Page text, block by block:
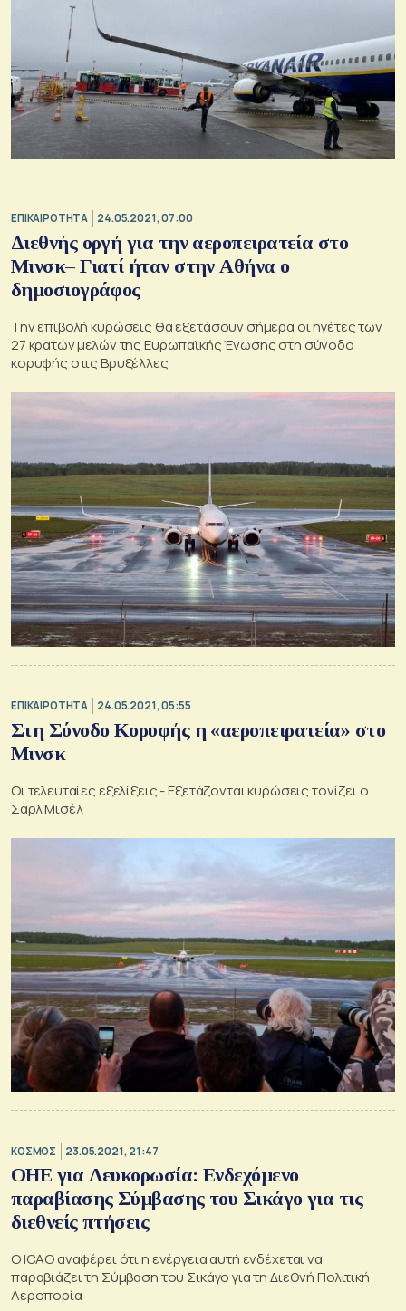
ΕΠΙΚΑΙΡΟΤΗΤΑ 24.05.2021, 07:00
Διεθνής οργή για την αεροπειρατεία στο
Μινσκ– Γιατί ήταν στην Αθήνα ο
δημοσιογράφος
Την επιβολή κυρώσεις θα εξετάσουν σήμερα οι ηγέτες των
27 κρατών μελών της Ευρωπαϊκής Ένωσης στη σύνοδο
κορυφής στις Βρυξέλλες
ΕΠΙΚΑΙΡΟΤΗΤΑ 24.05.2021, 05:55
Στη Σύνοδο Κορυφής η «αεροπειρατεία» στο
Μινσκ
Οι τελευταίες εξελίξεις - Εξετάζονται κυρώσεις τονίζει ο
Σαρλ Μισέλ
ΚΟΣΜΟΣ 23.05.2021, 21:47
ΟΗΕ για Λευκορωσία: Ενδεχόμενο
παραβίασης Σύμβασης του Σικάγο για τις
διεθνείς πτήσεις
Ο ICAO αναφέρει ότι η ενέργεια αυτή ενδέχεται να
παραβιάζει τη Σύμβαση του Σικάγο για τη Διεθνή Πολιτική
Αεροπορία